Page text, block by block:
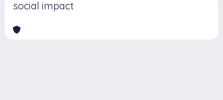
social impact